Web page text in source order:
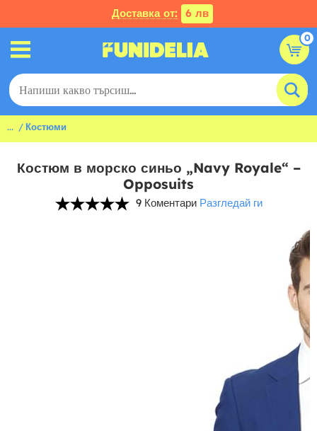
Доставка от: 6 лв
0
... Костюми
Костюм в морско синьо „Navy Royale“ –
Opposuits
9 Коментари Разгледай ги